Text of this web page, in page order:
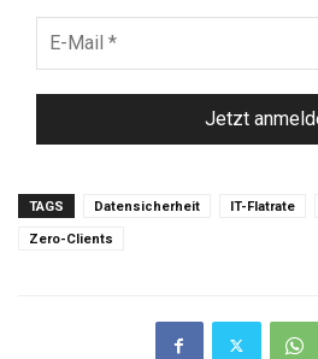
Mail
*
TAGS Datensicherheit IT-Flatrate
Zero-Clients